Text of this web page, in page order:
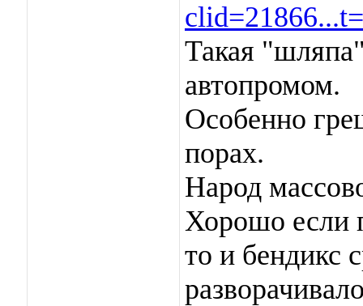
Такая
автопромом.
Особенно
порах.
Народ
Хорошо если
то и бендикс